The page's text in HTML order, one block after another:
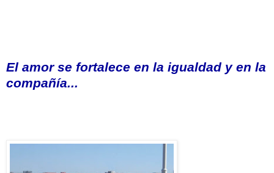
El amor se fortalece en la igualdad y en la
compañía...